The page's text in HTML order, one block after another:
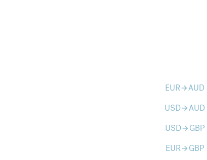
EURarrow_forwardAUD
USDarrow_forwardAUD
USDarrow_forward GBP
EURarrow_forward GBP